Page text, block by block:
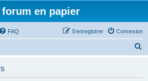
forum en papier
FAQ Connexion
S’enregistrer